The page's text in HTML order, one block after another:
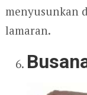
menyusunkan
lamaran.